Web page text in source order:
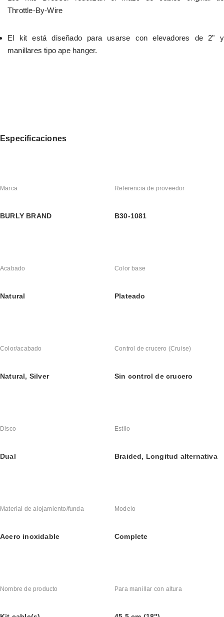
Throttle-By-Wire
El kit está diseñado para usarse con elevadores de 2" y
manillares tipo ape hanger.
Especificaciones
Marca
BURLY BRAND
Referencia de proveedor
B30-1081
Acabado
Natural
Color base
Plateado
Color/acabado
Natural, Silver
Control de crucero (Cruise)
Sin control de crucero
Disco
Dual
Estilo
Braided, Longitud alternativa
Material de alojamiento/funda
Acero inoxidable
Modelo
Complete
Nombre de producto Para manillar con altura